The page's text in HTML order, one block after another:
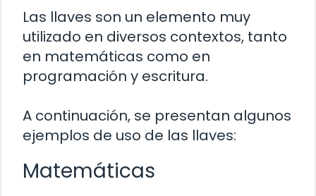
Las llaves son un elemento muy
utilizado en diversos contextos, tanto
en matemáticas como en
programación y escritura.
A continuación, se presentan algunos
ejemplos de uso de las llaves:
Matemáticas